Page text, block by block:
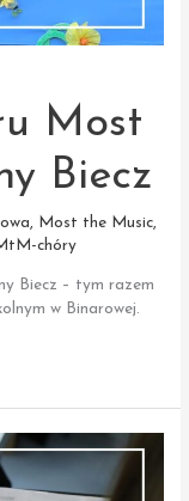
Most
Biecz
, Most the Music,
chóry
Biecz – tym razem
w Binarowej.